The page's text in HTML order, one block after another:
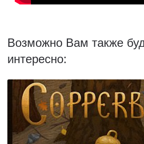
Возможно Вам также
интересно: